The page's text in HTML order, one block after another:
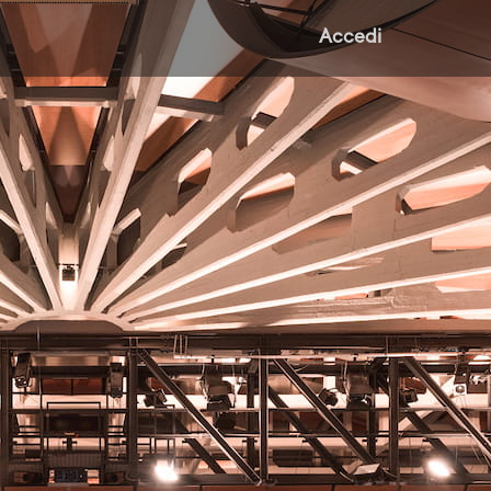
Accedi